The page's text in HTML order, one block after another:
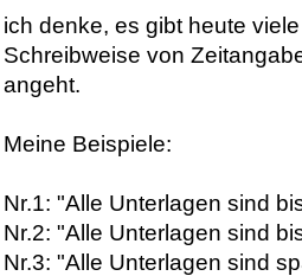
ich denke, es gibt heute
Schreibweise von
angeht.
Meine Beispiele:
Nr.1: "Alle Unterlagen sind
Nr.2: "Alle Unterlagen sind
Nr.3: "Alle Unterlagen sind